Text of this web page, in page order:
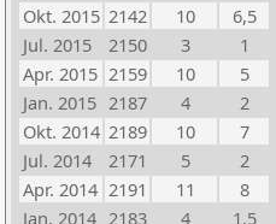
Okt. 2015 2142 10
6,5
Jul. 2015
2150 3
1
Apr. 2015 2159 10
5
Jan. 2015 2187 4
2
Okt. 2014 2189 10
7
Jul. 2014
2171 5
2
Apr. 2014 2191 11
8
Jan. 2014 2183 4
1,5